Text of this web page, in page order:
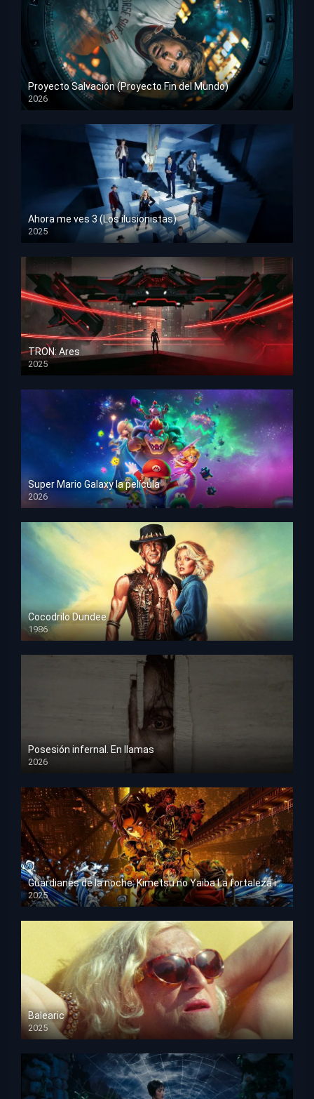
Proyecto Salvación (Proyecto Fin del Mundo)
2026
HD 1080p
Ahora me ves 3 (Los ilusionistas)
2025
HD 1080p
TRON: Ares
2025
HD 1080p
Super Mario Galaxy la película
2026
HD 1080p
Cocodrilo Dundee
1986
HD 1080p
Posesión infernal. En llamas
2026
HD 1080p
Guardianes de la noche: Kimetsu no Yaiba La fortaleza infinita
2025
HD 1080p
Balearic
2025
HD 1080p